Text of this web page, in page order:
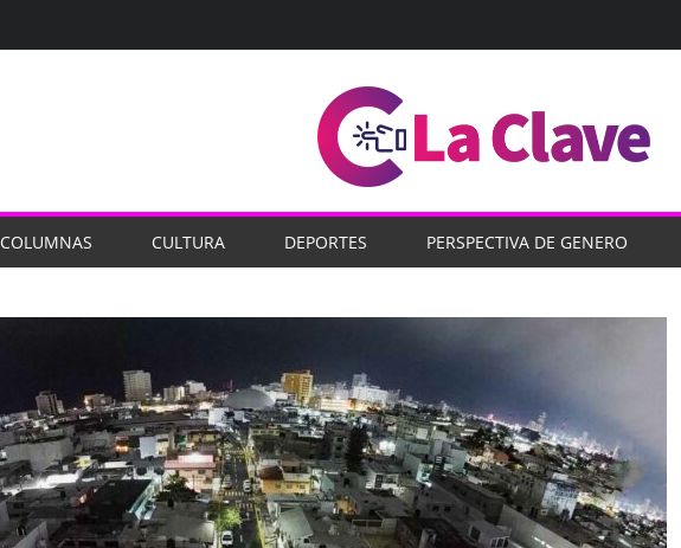
COLUMNAS CULTURA DEPORTES PERSPECTIVA DE GENERO